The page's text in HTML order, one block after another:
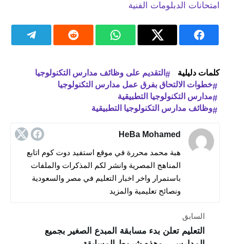
امتحانات الدبلومات الفنية
كلمات دليلية
التقديم على وظائف مدارس التكنولوجيا
خطوات الالتحاق بفرق عمل مدارس التكنولوجيا
مدارس التكنولوجيا التطبيقية
وظائف مدارس التكنولوجيا التطبيقية
HeBa Mohamed
هبة محمد محررة في موقع استفيد دوت كوم اتابع
المناهج المصرية وانشر لكم المذكرات والملفات
باستمرار واخر اخبار التعليم في مصر والسعودية
ونصائح تعليمية والمزيد
السابق
التعليم تعلن بدء مسابقة المبدع الصغير بجميع